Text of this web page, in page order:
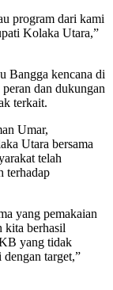
program dari kami
Kolaka Utara,”
Bangga kencana di
dan dukungan
terkait.
Umar,
Utara bersama
telah
terhadap
yang pemakaian
kita berhasil
yang tidak
target,”